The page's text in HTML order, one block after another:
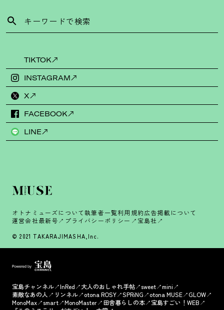
TIKTOK
INSTAGRAM
X
FACEBOOK
LINE
オトナミューズについて執筆者一覧利用規約広告掲載について
運営会社最新号 プライバシーポリシー 宝島社
© 2021 TAKARAJIMASHA,Inc.
宝島チャンネル InRed 大人のおしゃれ手帖 sweet
mini
素敵なあの人
リンネル otona ROSY SPRiNG otona MUSE
GLOW
MonoMax
smart MonoMaster 田舎暮らしの本
宝島すごい！WEB